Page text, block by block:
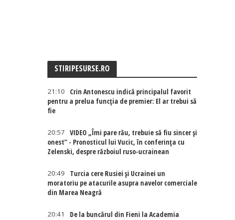
STIRIPESURSE.RO
21:10
Crin Antonescu indică principalul favorit
pentru a prelua funcția de premier: El ar trebui să
fie
20:57
VIDEO „Îmi pare rău, trebuie să fiu sincer și
onest” - Pronosticul lui Vucic, în conferința cu
Zelenski, despre războiul ruso-ucrainean
20:49
Turcia cere Rusiei și Ucrainei un
moratoriu pe atacurile asupra navelor comerciale
din Marea Neagră
20:41
De la buncărul din Fieni la Academia